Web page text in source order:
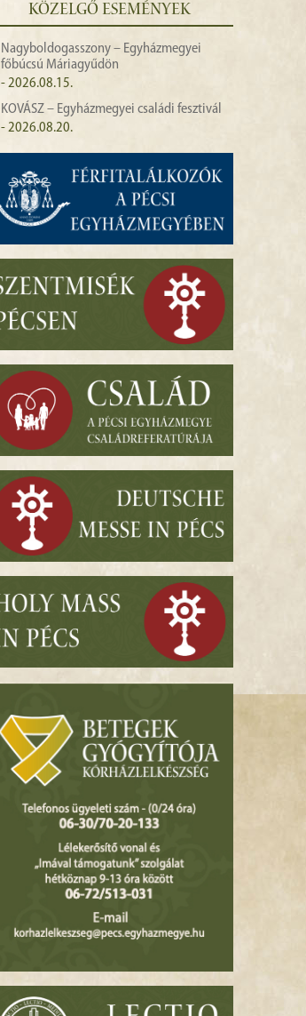
KÖZELGŐ ESEMÉNYEK
Nagyboldogasszony – Egyházmegyei
főbúcsú Máriagyűdön
- 2026.08.15.
KOVÁSZ – Egyházmegyei családi fesztivál
- 2026.08.20.